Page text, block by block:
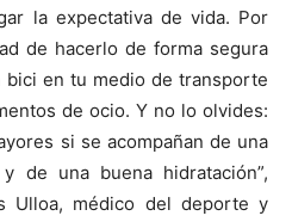
la expectativa de vida. Por
de hacerlo de forma segura
bici en tu medio de transporte
de ocio. Y no lo olvides:
si se acompañan de una
y de una buena hidratación”,
Ulloa, médico del deporte y